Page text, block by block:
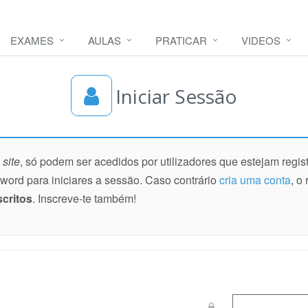
EXAMES AULAS PRATICAR VIDEOS
Iniciar Sessão
site, só podem ser acedidos por utilizadores que estejam
para iniciares a sessão. Caso contrário cria uma conta, o
. Inscreve-te também!